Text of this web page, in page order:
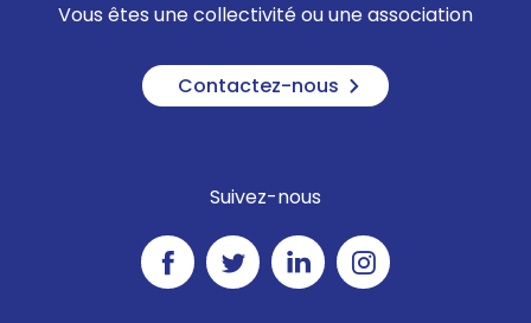
Vous êtes une collectivité ou une association
Contactez-nous
Suivez-nous